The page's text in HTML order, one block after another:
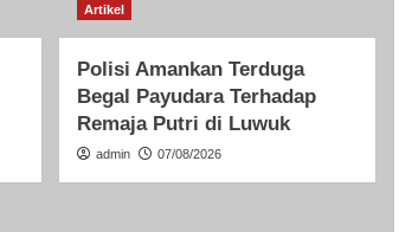
Artikel
Polisi Amankan Terduga
Begal Payudara Terhadap
Remaja Putri di Luwuk
admin 07/08/2026